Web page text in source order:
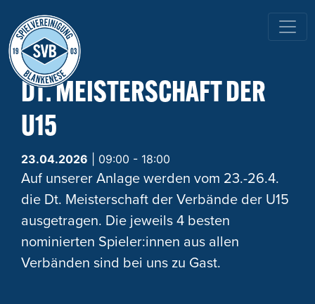
HAUPTNAVIGATION
DT. MEISTERSCHAFT DER
U15
23.04.2026 | 09:00 - 18:00
Auf unserer Anlage werden vom 23.-26.4.
die Dt. Meisterschaft der Verbände der U15
ausgetragen. Die jeweils 4 besten
nominierten Spieler:innen aus allen
Verbänden sind bei uns zu Gast.